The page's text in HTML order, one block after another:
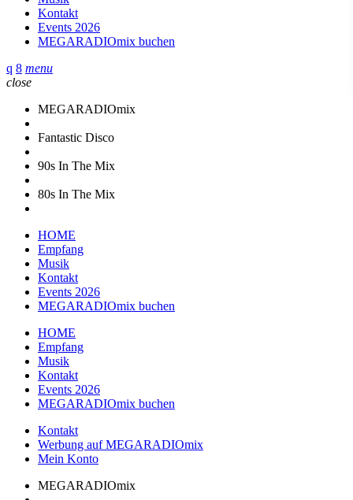
Kontakt
Events 2026
MEGARADIOmix buchen
menu
close
MEGARADIOmix
Fantastic Disco
90s In The Mix
80s In The Mix
HOME
Empfang
Musik
Kontakt
Events 2026
MEGARADIOmix buchen
HOME
Empfang
Musik
Kontakt
Events 2026
MEGARADIOmix buchen
Kontakt
Werbung auf MEGARADIOmix
Mein Konto
MEGARADIOmix